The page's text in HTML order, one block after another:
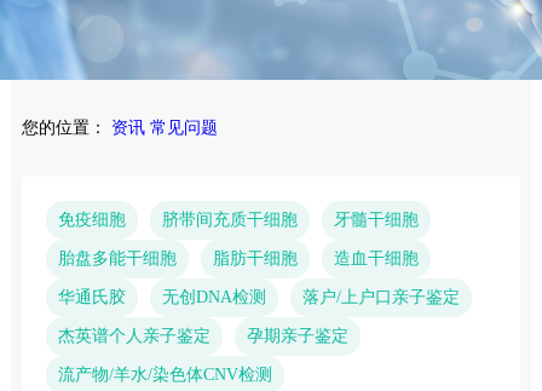
您的位置： 资讯 常见问题
免疫细胞 脐带间充质干细胞 牙髓干细胞
胎盘多能干细胞 脂肪干细胞 造血干细胞
华通氏胶 无创DNA检测 落户/上户口亲子鉴定
杰英谱个人亲子鉴定 孕期亲子鉴定
流产物/羊水/染色体CNV检测